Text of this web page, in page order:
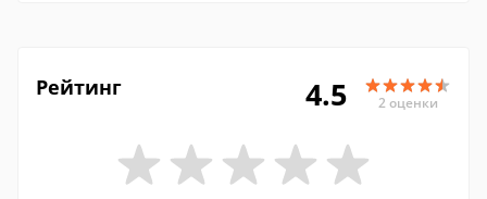
Рейтинг 4.5 2 оценки